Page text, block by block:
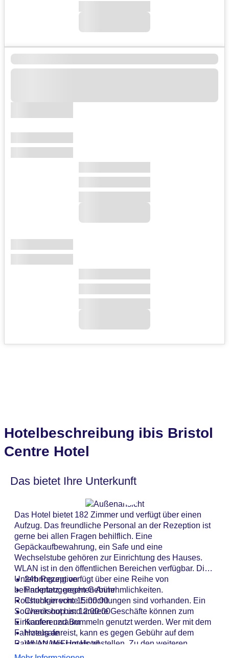
Hotelbeschreibung ibis Bristol
Centre Hotel
Das bietet Ihre Unterkunft
Das Hotel bietet 182 Zimmer und verfügt über einen
Aufzug. Das freundliche Personal an der Rezeption ist
gerne bei allen Fragen behilflich. Eine
Gepäckaufbewahrung, ein Safe und eine
Wechselstube gehören zur Einrichtung des Hauses.
WLAN ist in den öffentlichen Bereichen verfügbar. Die
Unterbringung verfügt über eine Reihe von
behindertengerechten Annehmlichkeiten.
Rollstuhlgerechte Einrichtungen sind vorhanden. Ein
Souvenirshop und andere Geschäfte können zum
Einkaufen und Bummeln genutzt werden. Wer mit dem
Fahrzeug anreist, kann es gegen Gebühr auf dem
Parkplatz des Hotels abstellen. Zu den weiteren
Angeboten zählen ein 24h-Sicherheitsdienst, ein
24h Rezeption
Parkplatz: gegen Gebühr
Check-in von: 15:00:00
Check-out bis: 12:00:00
Konferenzraum
Hotelsafe
WLAN/WiFi im Hotel
Lift